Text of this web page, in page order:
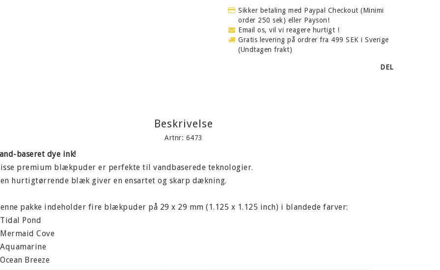
Sikker betaling med Paypal Checkout (Minimi
order 250 sek) eller Payson!
Email os, vil vi reagere hurtigt !
Gratis levering på ordrer fra 499 SEK i Sverige
(Undtagen frakt)
DEL
Beskrivelse
Artnr: 6473
baseret dye ink!
premium blækpuder er perfekte til vandbaserede teknologier.
hurtigtørrende blæk giver en ensartet og skarp dækning.
pakke indeholder fire blækpuder på 29 x 29 mm (1.125 x 1.125 inch) i blandede farver:
Pond
Cove
Breeze